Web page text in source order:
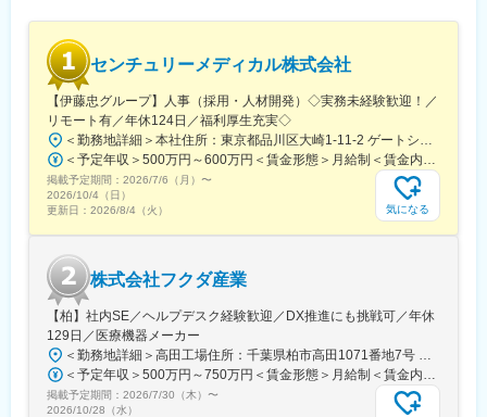
センチュリーメディカル株式会社
【伊藤忠グループ】人事（採用・人材開発）◇実務未経験歓迎！／
リモート有／年休124日／福利厚生充実◇
掲載予定期間： 2026/7/6（月） 〜
2026/10/4（日）
更新日： 2026/8/4（火） 気になる
株式会社フクダ産業
【柏】社内SE／ヘルプデスク経験歓迎／DX推進にも挑戦可／年休
129日／医療機器メーカー
掲載予定期間： 2026/7/30（木） 〜
2026/10/28（水）